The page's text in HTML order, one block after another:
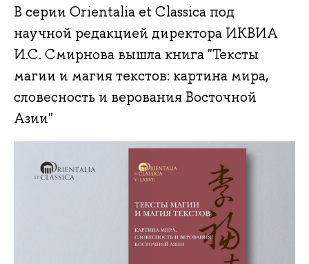
В серии Orientalia et Classica под
научной редакцией директора ИКВИА
И.С. Смирнова вышла книга "Тексты
магии и магия текстов: картина мира,
словесность и верования Восточной
Азии"